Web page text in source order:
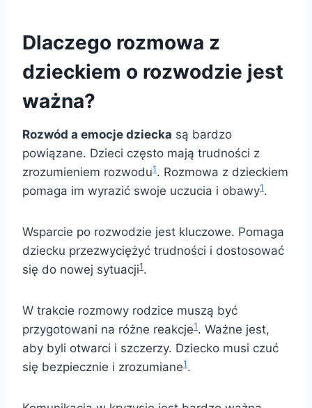
Dlaczego rozmowa z
dzieckiem o rozwodzie jest
ważna?
Rozwód a emocje dziecka są bardzo
powiązane. Dzieci często mają trudności z
zrozumieniem rozwodu1. Rozmowa z dzieckiem
pomaga im wyrazić swoje uczucia i obawy1.
Wsparcie po rozwodzie jest kluczowe. Pomaga
dziecku przezwyciężyć trudności i dostosować
się do nowej sytuacji1.
W trakcie rozmowy rodzice muszą być
przygotowani na różne reakcje1. Ważne jest,
aby byli otwarci i szczerzy. Dziecko musi czuć
się bezpiecznie i zrozumiane1.